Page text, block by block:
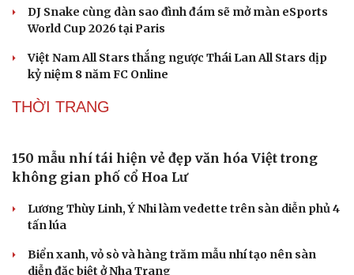
Team Flash xuất quân chinh phục eSports World
Cup với mũi đinh ba HOK-PUBG-Cờ vua
Chia tay World Cup, Cristiano Ronaldo đồng hành
eSports World Cup 2026 tại Paris
of Legends tại ENC 2026
World Cup 2026 tại Paris
kỷ niệm 8 năm FC Online